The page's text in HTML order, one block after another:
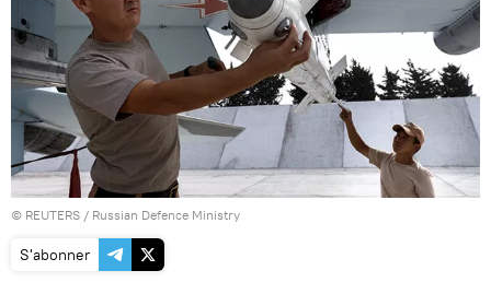
© REUTERS / Russian Defence Ministry
S'abonner